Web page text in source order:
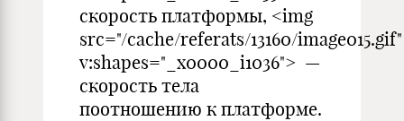
скорость платформы, <img
src="/cache/referats/13160/image015.gif"
v:shapes="_x0000_i1036"> —
скорость тела
поотношению к платформе.